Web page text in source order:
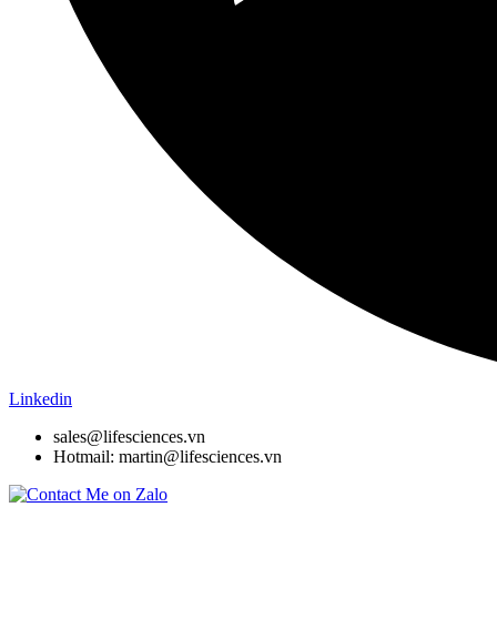
Linkedin
sales@lifesciences.vn
Hotmail: martin@lifesciences.vn